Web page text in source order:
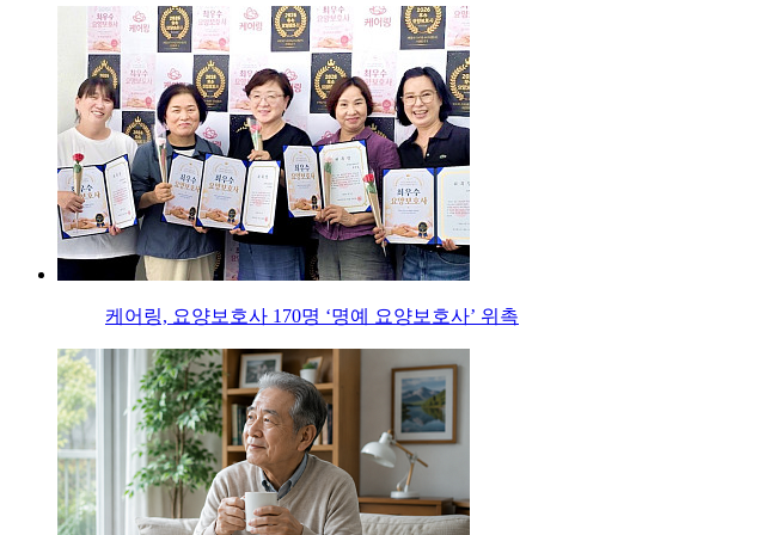
케어링, 요양보호사 170명 ‘명예 요양보호사’ 위촉